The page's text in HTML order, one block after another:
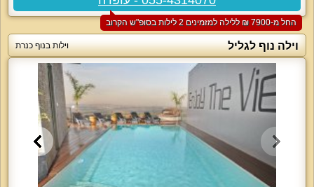
החל מ-‏7900 ₪ ללילה למזמינים 2 לילות בסופ"ש הקרוב
וילה נוף לגליל וילות בנוף כנרת